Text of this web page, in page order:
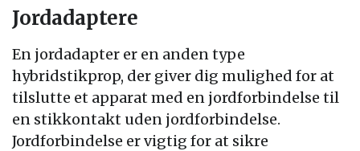
Jordadaptere
En jordadapter er en anden type
hybridstikprop, der giver dig mulighed for at
tilslutte et apparat med en jordforbindelse til
en stikkontakt uden jordforbindelse.
Jordforbindelse er vigtig for at sikre